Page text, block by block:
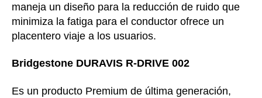
maneja un diseño para la reducción de ruido que
minimiza la fatiga para el conductor ofrece un
placentero viaje a los usuarios.
Bridgestone DURAVIS R-DRIVE 002
Es un producto Premium de última generación,